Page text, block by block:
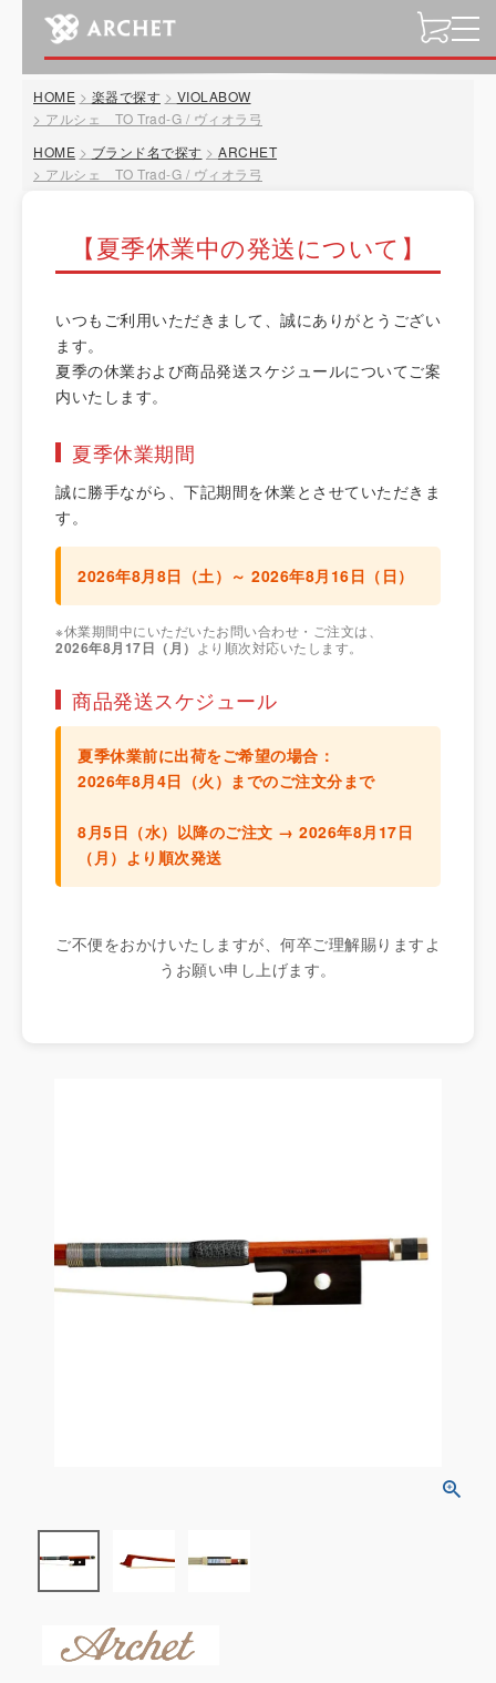
t
o
g
HOME 楽器で探す
VIOLABOW
アルシェ TO Trad-G / ヴィオラ弓
HOME
ブランド名で探す
ARCHET
アルシェ TO Trad-G / ヴィオラ弓
【夏季休業中の発送について】
いつもご利用いただきまして、誠にありがとうござい
ます。
夏季の休業および商品発送スケジュールについてご案
内いたします。
夏季休業期間
誠に勝手ながら、下記期間を休業とさせていただきま
す。
2026年8月8日（土）～ 2026年8月16日（日）
※休業期間中にいただいたお問い合わせ・ご注文は、
2026年8月17日（月） より順次対応いたします。
商品発送スケジュール
夏季休業前に出荷をご希望の場合：
2026年8月4日（火）までのご注文分まで
8月5日（水）以降のご注文 → 2026年8月17日
（月）より順次発送
ご不便をおかけいたしますが、何卒ご理解賜りますよ
うお願い申し上げます。